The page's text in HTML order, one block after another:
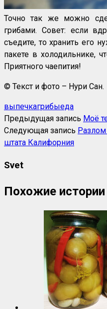
Точно так же можно
грибами. Совет: если
съедите, то хранить его
пакете в холодильнике,
Приятного чаепития!
© Текст и фото – Нури Сан.
выпечкагрибыеда
Предыдущая запись Моё
Следующая запись
штата Калифорния
Svet
Похожие истории